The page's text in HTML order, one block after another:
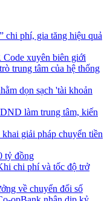
chi phí, gia tăng hiệu quả
xuyên biên giới
trung tâm của hệ thống
dọn sạch 'tài khoản
làm trung tâm, kiến
giải pháp chuyển tiền
tỷ đồng
chi phí và tốc độ trở
về chuyển đổi số